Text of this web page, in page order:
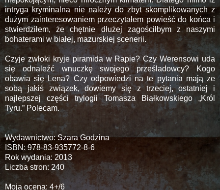
intryga kryminalna nie należy do zbyt skomplikowanych z
dużym zainteresowaniem przeczytałem powieść do końca i
stwierdziłem, że chętnie dłużej zagościłbym z naszymi
bohaterami w białej, mazurskiej scenerii.
Czyje zwłoki kryje piramida w Rapie? Czy Werensowi uda
się odnaleźć wnuczkę swojego prześladowcy? Kogo
obawia się Lena? Czy odpowiedzi na te pytania mają ze
sobą jakiś związek, dowiemy się z trzeciej, ostatniej i
najlepszej części trylogii Tomasza Białkowskiego „Król
Tyru.” Polecam.
Wydawnictwo: Szara Godzina
ISBN: 978-83-935772-8-6
Rok wydania: 2013
Liczba stron: 240
Moja ocena: 4+/6